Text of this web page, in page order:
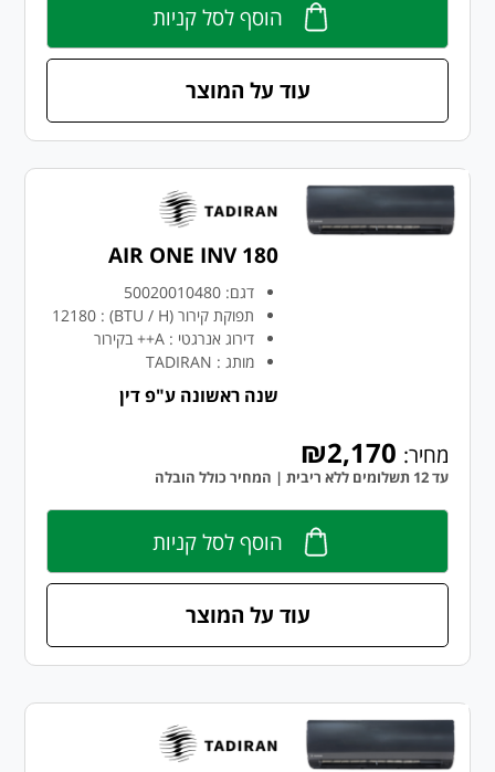
הוסף לסל קניות
עוד על המוצר
AIR ONE INV 180
דגם: 50020010480
תפוקת קירור (BTU / H)
:
12180
דירוג אנרגטי : A++ בקירור
מותג :
TADIRAN
שנה ראשונה ע"פ דין
מחיר: ₪2,170
עד 12 תשלומים ללא ריבית | המחיר כולל הובלה
הוסף לסל קניות
עוד על המוצר